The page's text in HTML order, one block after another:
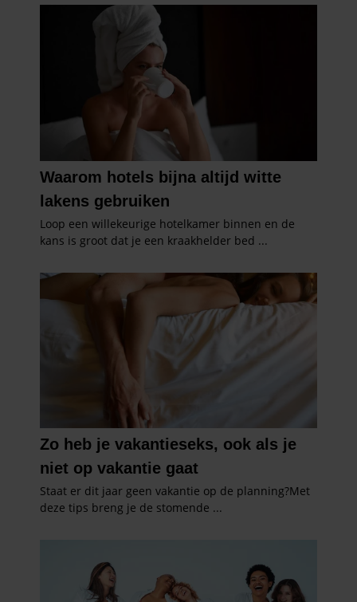
informatie over uw gebruik van onze site met onze
partners voor social media, adverteren en analyse. Deze
partners kunnen deze gegevens combineren met andere
informatie die u aan ze heeft verstrekt of die ze hebben
verzameld op basis van uw gebruik van hun services. U
gaat akkoord met onze cookies als u onze website blijft
gebruiken.